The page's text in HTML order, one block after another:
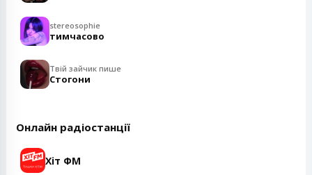
stereosophie
тимчасово
Твій зайчик пише
Стогони
Онлайн радіостанції
Хіт ФМ